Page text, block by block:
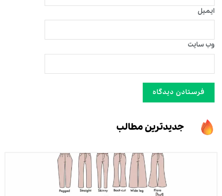
ایمیل
وب‌ سایت
جدیدترین مطالب